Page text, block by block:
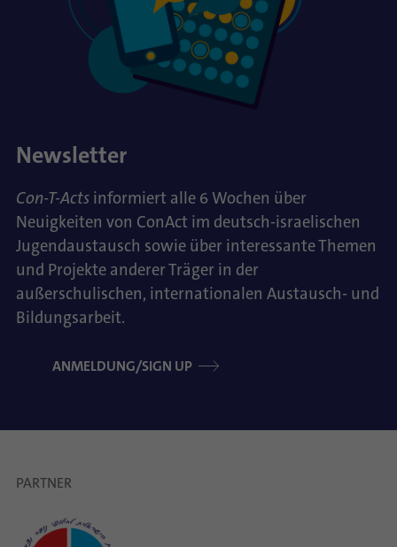
Newsletter
Con-T-Acts informiert alle 6 Wochen über
Neuigkeiten von ConAct im deutsch-israelischen
Jugendaustausch sowie über interessante Themen
und Projekte anderer Träger in der
außerschulischen, internationalen Austausch- und
Bildungsarbeit.
ANMELDUNG/SIGN UP
PARTNER